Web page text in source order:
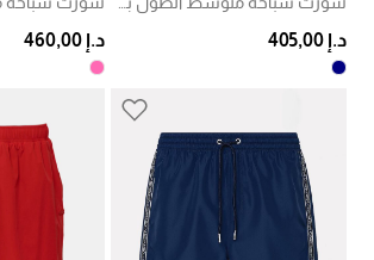
د.إ 405,00 د.إ 460,00